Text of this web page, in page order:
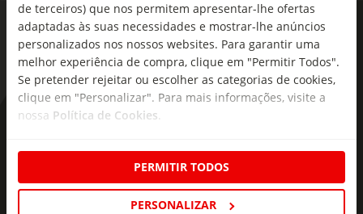
de terceiros) que nos permitem apresentar-lhe ofertas
adaptadas às suas necessidades e mostrar-lhe anúncios
personalizados nos nossos websites. Para garantir uma
melhor experiência de compra, clique em "Permitir Todos".
Se pretender rejeitar ou escolher as categorias de cookies,
clique em "Personalizar". Para mais informações, visite a
nossa Política de Cookies.
PERMITIR TODOS
PERSONALIZAR
As novidades mais frescas no
seu e-mail!
Subscreva e descubra campanhas exclusivas,
ofertas e novidades para si.